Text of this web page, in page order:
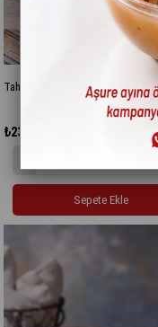
Tahin 250 gr
₺230,00
Sepete Ekle